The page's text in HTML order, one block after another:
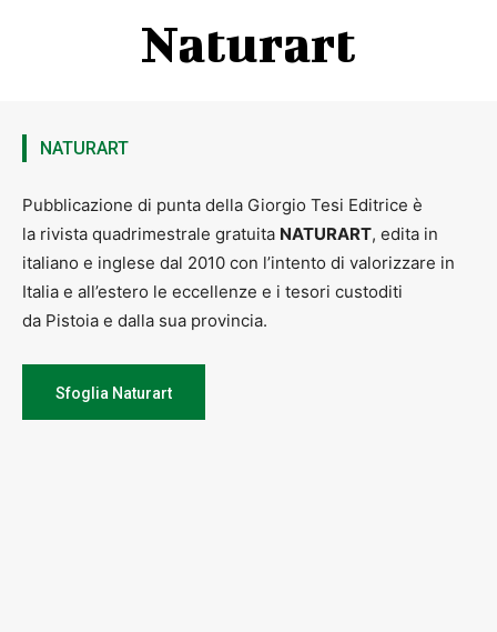
Naturart
NATURART
Pubblicazione di punta della Giorgio Tesi Editrice è
la rivista quadrimestrale gratuita NATURART, edita in
italiano e inglese dal 2010 con l’intento di valorizzare in
Italia e all’estero le eccellenze e i tesori custoditi
da Pistoia e dalla sua provincia.
Sfoglia Naturart